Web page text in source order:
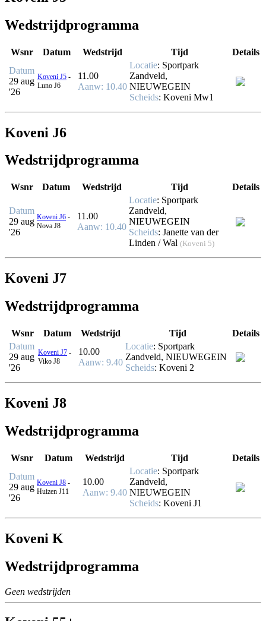
Wedstrijdprogramma
Wsnr Datum Wedstrijd Tijd
Details
Datum
29 aug
'26
Koveni J5 -
Luno J6
11.00
Aanw: 10.40
Locatie: Sportpark
Zandveld,
NIEUWEGEIN
Scheids: Koveni Mw1
Koveni J6
Wedstrijdprogramma
Wsnr Datum Wedstrijd Tijd Details
Datum
29 aug
'26
Koveni J6 -
Nova J8
11.00
Aanw: 10.40
Locatie: Sportpark
Zandveld,
NIEUWEGEIN
Scheids: Janette van der
Linden / Wal (Koveni 5)
Koveni J7
Wedstrijdprogramma
Wsnr Datum Wedstrijd Tijd
Details
Datum
29 aug
'26
Koveni J7 -
Viko J8
10.00
Aanw: 9.40
Locatie: Sportpark
Zandveld, NIEUWEGEIN
Scheids: Koveni 2
Koveni J8
Wedstrijdprogramma
Wsnr Datum Wedstrijd Tijd
Details
Datum
29 aug
'26
Koveni J8 -
Huizen J11
10.00
Aanw: 9.40
Locatie: Sportpark
Zandveld,
NIEUWEGEIN
Scheids: Koveni J1
Koveni K
Wedstrijdprogramma
Geen wedstrijden